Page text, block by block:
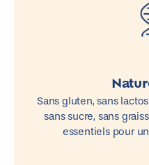
Sans gluten, sans
sans sucre, sans
essentiels pour